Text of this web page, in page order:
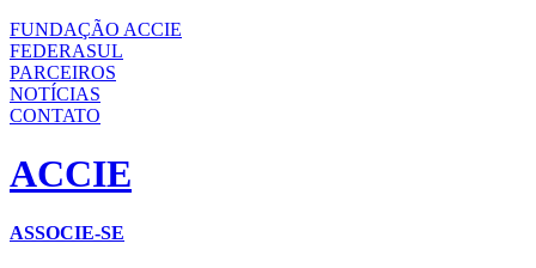
FUNDAÇÃO ACCIE
FEDERASUL
PARCEIROS
NOTÍCIAS
CONTATO
ACCIE
ASSOCIE-SE